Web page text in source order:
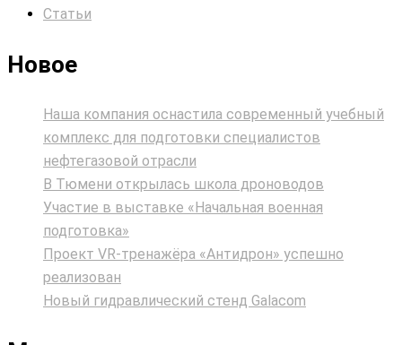
Статьи
Новое
Наша компания оснастила современный учебный
комплекс для подготовки специалистов
нефтегазовой отрасли
В Тюмени открылась школа дроноводов
Участие в выставке «Начальная военная
подготовка»
Проект VR‑тренажёра «Антидрон» успешно
реализован
Новый гидравлический стенд Galacom